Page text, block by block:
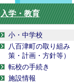
入学・教育
小・中学校
八百津町の取り組み
策・計画・方針等）
転校の手続き
施設情報